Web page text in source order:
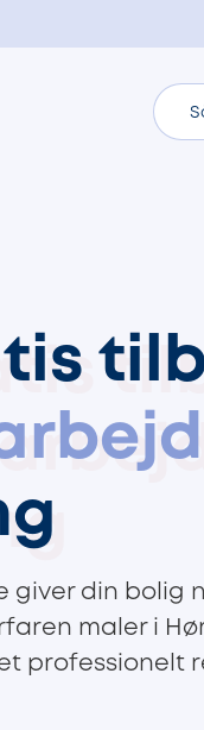
giver din bolig
maler i
professionelt